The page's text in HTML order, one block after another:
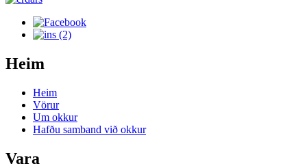
Heim
Heim
Vörur
Um okkur
Hafðu samband við okkur
Vara